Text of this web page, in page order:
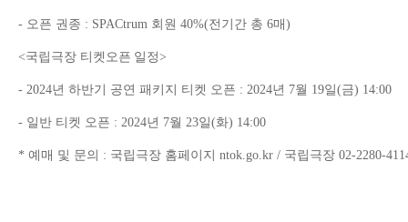
- 오픈 권종 : SPACtrum 회원 40%(전기간 총 6매 )
<국립극장 티켓오픈 일정>
- 2024년 하반기 공연 패키지 티켓 오픈 : 2024년 7월 19일(금) 14:00
- 일반 티켓 오픈 : 2024년 7월 23일(화) 14:00
* 예매 및 문의 : 국립극장 홈페이지 ntok.go.kr / 국립극장 02-2280-